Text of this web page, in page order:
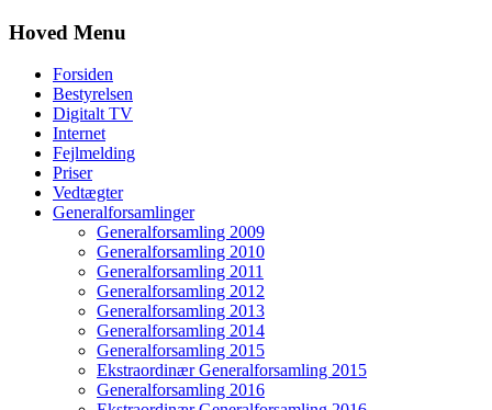
Hoved Menu
Forsiden
Bestyrelsen
Digitalt TV
Internet
Fejlmelding
Priser
Vedtægter
Generalforsamlinger
Generalforsamling 2009
Generalforsamling 2010
Generalforsamling 2011
Generalforsamling 2012
Generalforsamling 2013
Generalforsamling 2014
Generalforsamling 2015
Ekstraordinær Generalforsamling 2015
Generalforsamling 2016